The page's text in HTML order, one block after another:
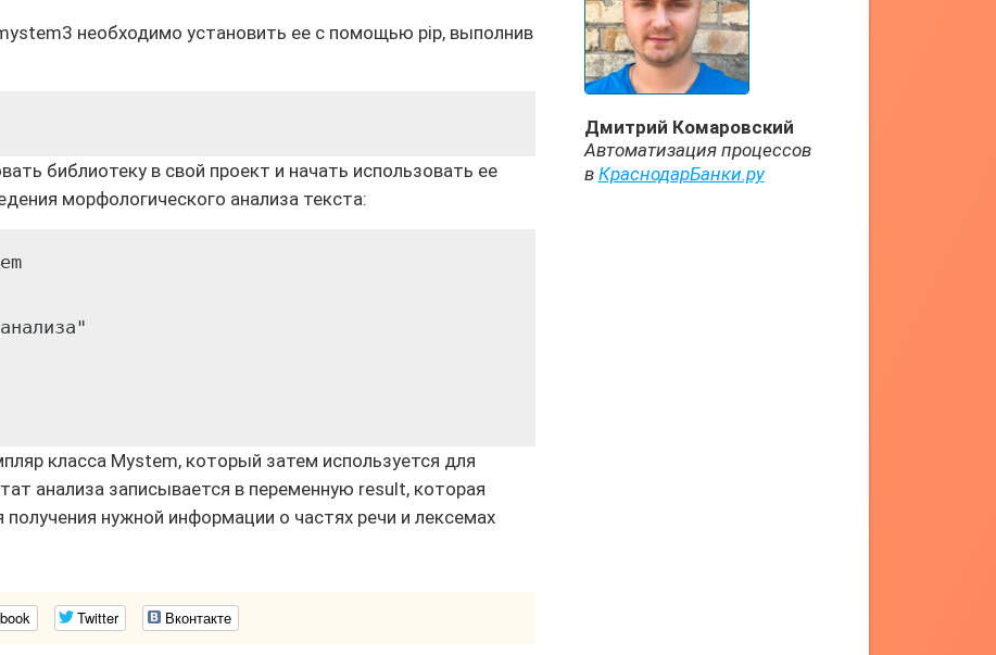
необходимо установить ее с помощью pip, выполнив
библиотеку в свой проект и начать использовать ее
морфологического анализа текста:
класса Mystem, который затем используется для
анализа записывается в переменную result, которая
нужной информации о частях речи и лексемах
Twitter Вконтакте
Дмитрий Комаровский
Автоматизация процессов
в КраснодарБанки.ру